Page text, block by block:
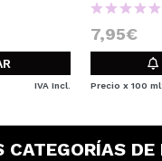
IVA Incl.
7,95€
Precio x 100
CATEGORÍAS DE